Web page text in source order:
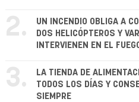
2.
UN INCENDIO OBLIGA A
DOS HELICÓPTEROS Y
INTERVIENEN EN EL
3.
LA TIENDA DE
TODOS LOS DÍAS Y
SIEMPRE